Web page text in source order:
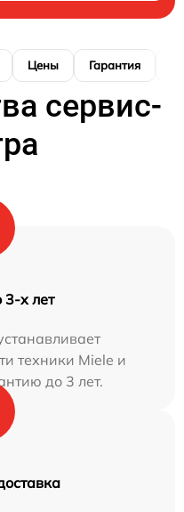
Цены Гарантия
сервис-
3-х лет
техники Miele и
до 3 лет.